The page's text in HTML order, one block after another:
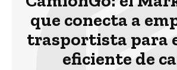
que conecta a
trasportista para
eficiente de